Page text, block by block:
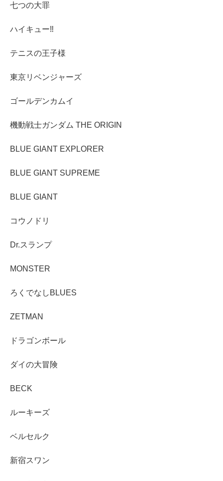
七つの大罪
ハイキュー‼︎
テニスの王子様
東京リベンジャーズ
ゴールデンカムイ
機動戦士ガンダム THE ORIGIN
BLUE GIANT EXPLORER
BLUE GIANT SUPREME
BLUE GIANT
コウノドリ
Dr.スランプ
MONSTER
ろくでなしBLUES
ZETMAN
ドラゴンボール
ダイの大冒険
BECK
ルーキーズ
ベルセルク
新宿スワン